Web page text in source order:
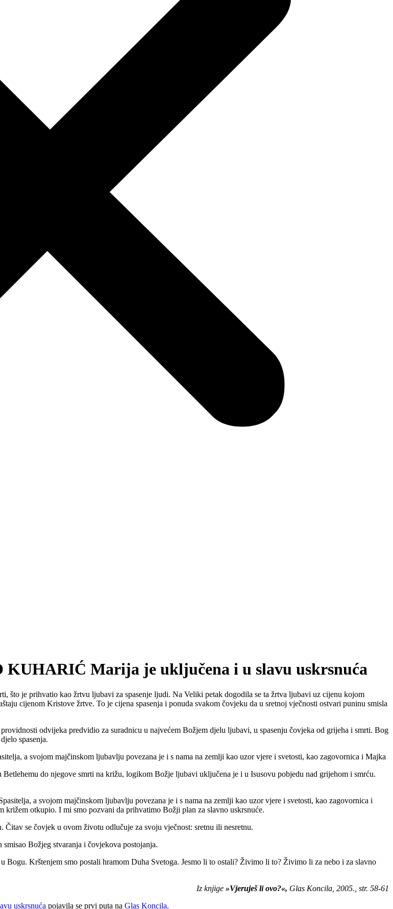
Marija je uključena i u slavu uskrsnuća
što je prihvatio kao žrtvu ljubavi za spasenje ljudi. Na Veliki petak dogodila se ta žrtva ljubavi uz cijenu kojom
cijenom Kristove žrtve. To je cijena spasenja i ponuda svakom čovjeku da u sretnoj vječnosti ostvari puninu smisla
odvijeka predvidio za suradnicu u najvećem Božjem djelu ljubavi, u spasenju čovjeka od grijeha i smrti. Bog
spasenja.
a svojom majčinskom ljubavlju povezana je i s nama na zemlji kao uzor vjere i svetosti, kao zagovornica i Majka
do njegove smrti na križu, logikom Božje ljubavi uključena je i u Isusovu pobjedu nad grijehom i smrću.
a svojom majčinskom ljubavlju povezana je i s nama na zemlji kao uzor vjere i svetosti, kao zagovornica i
otkupio. I mi smo pozvani da prihvatimo Božji plan za slavno uskrsnuće.
se čovjek u ovom životu odlučuje za svoju vječnost: sretnu ili nesretnu.
Božjeg stvaranja i čovjekova postojanja.
Krštenjem smo postali hramom Duha Svetoga. Jesmo li to ostali? Živimo li to? Živimo li za nebo i za slavno
Iz knjige »Vjeruješ li ovo?«, Glas Koncila, 2005., str. 58-61
uskrsnuća pojavila se prvi puta na Glas Koncila.